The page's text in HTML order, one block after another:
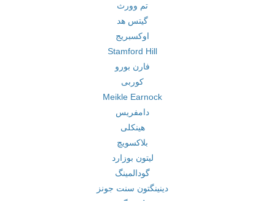
تم وورث
گیتس هد
اوکسبریج
Stamford Hill
فارن بورو
کوربی
Meikle Earnock
دامفریس
هینکلی
بلاکسویچ
لیتون بوزارد
گودالمینگ
دینینگتون سنت جونز